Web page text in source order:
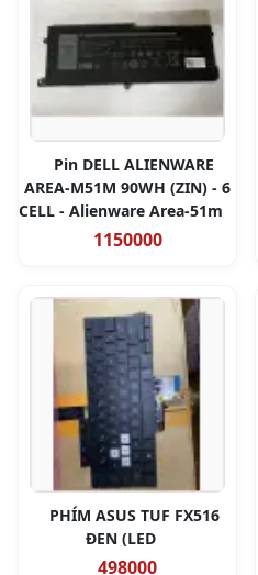
Pin DELL ALIENWARE
AREA-M51M 90WH (ZIN) - 6
CELL - Alienware Area-51m
1150000
PHÍM ASUS TUF FX516
ĐEN (LED
498000